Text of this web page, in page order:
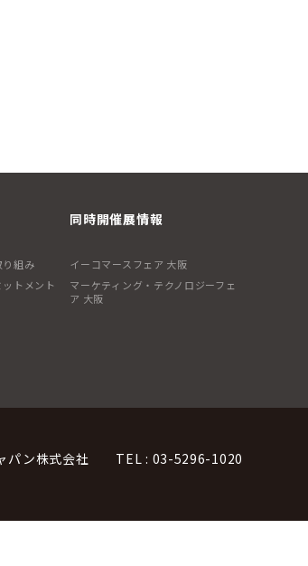
り組み
トメント
同時開催展情報
イーコマースフェア 大阪
マーケティング・テクノロジーフェ
ア 大阪
パン株式会社 TEL : 03-5296-1020